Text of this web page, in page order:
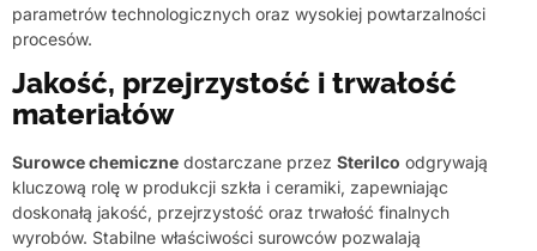
parametrów technologicznych oraz wysokiej powtarzalności
procesów.
Jakość, przejrzystość i trwałość
materiałów
Surowce chemiczne dostarczane przez Sterilco odgrywają
kluczową rolę w produkcji szkła i ceramiki, zapewniając
doskonałą jakość, przejrzystość oraz trwałość finalnych
wyrobów. Stabilne właściwości surowców pozwalają